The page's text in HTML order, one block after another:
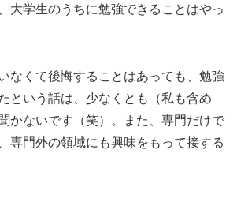
大学生のうちに勉強できることはやっ
なくて後悔することはあっても、勉強
という話は、少なくとも（私も含め
かないです（笑）。また、専門だけで
専門外の領域にも興味をもって接する